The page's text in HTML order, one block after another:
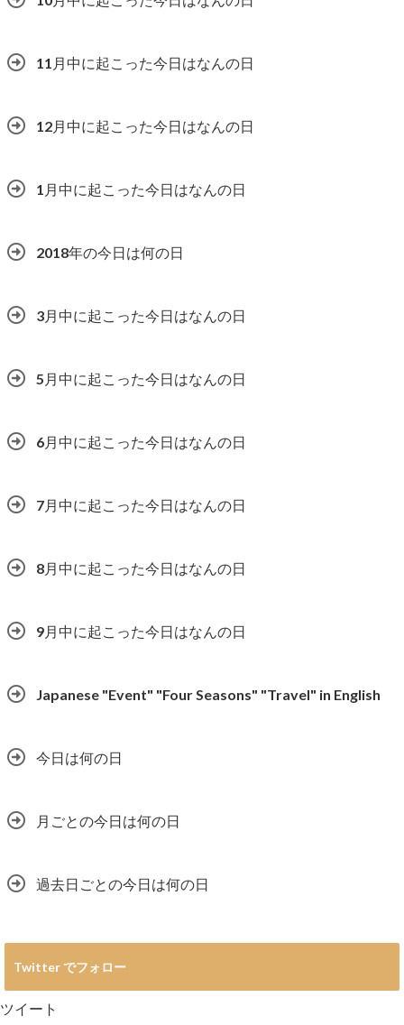
11月中に起こった今日はなんの日
12月中に起こった今日はなんの日
1月中に起こった今日はなんの日
2018年の今日は何の日
3月中に起こった今日はなんの日
5月中に起こった今日はなんの日
6月中に起こった今日はなんの日
7月中に起こった今日はなんの日
8月中に起こった今日はなんの日
9月中に起こった今日はなんの日
Japanese "Event" "Four Seasons" "Travel" in English
今日は何の日
月ごとの今日は何の日
過去日ごとの今日は何の日
Twitter でフォロー
ツイート